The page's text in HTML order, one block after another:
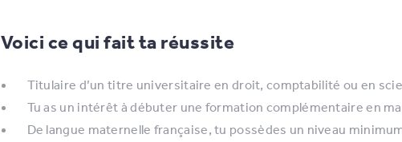
Voici ce qui fait ta réussite
Titulaire d’un titre universitaire en droit, comptabilité ou en
Tu as un intérêt à débuter une formation complémentaire en
De langue maternelle française, tu possèdes un niveau